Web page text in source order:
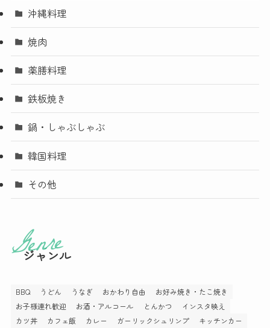
沖縄料理
焼肉
薬膳料理
鉄板焼き
鍋・しゃぶしゃぶ
韓国料理
その他
ジャンル
BBQ うどん うなぎ おかわり自由
お好み焼き・たこ焼き
お子様連れ歓迎
お酒・アルコール とんかつ
インスタ映え
カツ丼
カフェ飯 カレー ガーリックシュリンプ
キッチンカー